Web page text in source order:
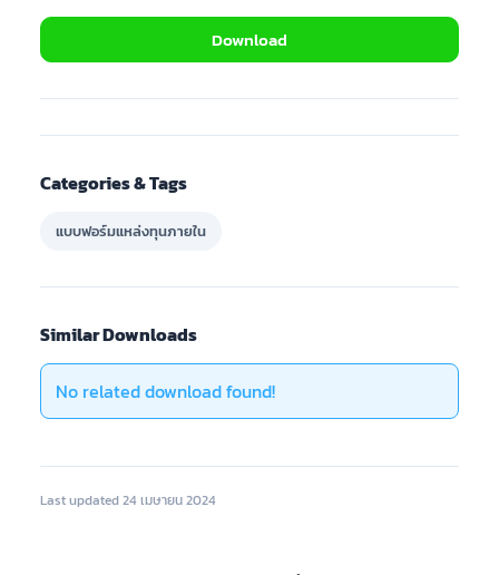
Download
Categories & Tags
แบบฟอร์มแหล่งทุนภายใน
Similar Downloads
No related download found!
Last updated 24 เมษายน 2024